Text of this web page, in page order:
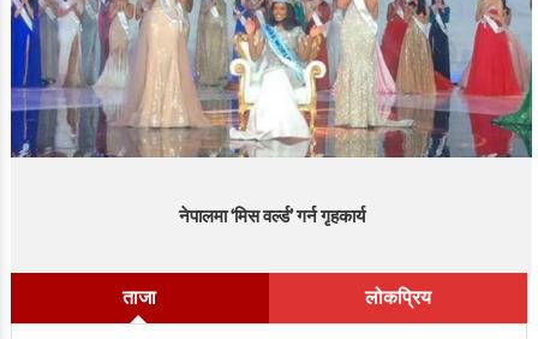
नेपालमा ‘मिस वर्ल्ड’ गर्न गृहकार्य
ताजा लोकप्रिय